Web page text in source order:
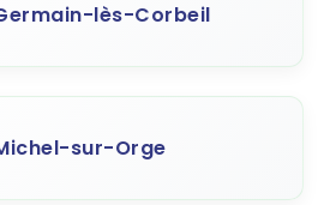
lès-Corbeil
sur-Orge